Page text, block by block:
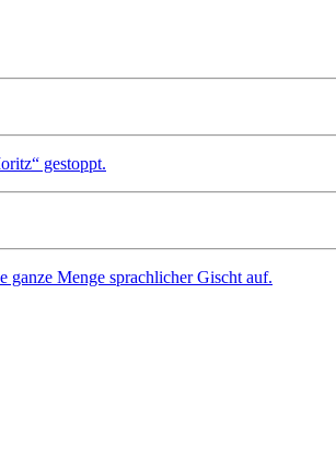
gestoppt.
ganze Menge sprachlicher Gischt auf.